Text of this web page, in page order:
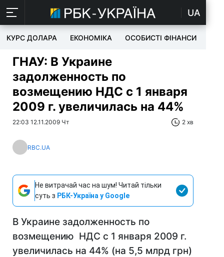
UA
КУРС ДОЛАРА ЕКОНОМІКА ОСОБИСТІ ФІНАНСИ
ГНАУ: В Украине
задолженность по
возмещению НДС с 1 января
2009 г. увеличилась на 44%
22:03 12.11.2009 Чт 2 хв
RBC.UA
Не витрачай час на шум! Читай тільки
суть з РБК-Україна у Google
В Украине задолженность по
возмещению НДС с 1 января 2009 г.
увеличилась на 44% (на 5,5 млрд грн)